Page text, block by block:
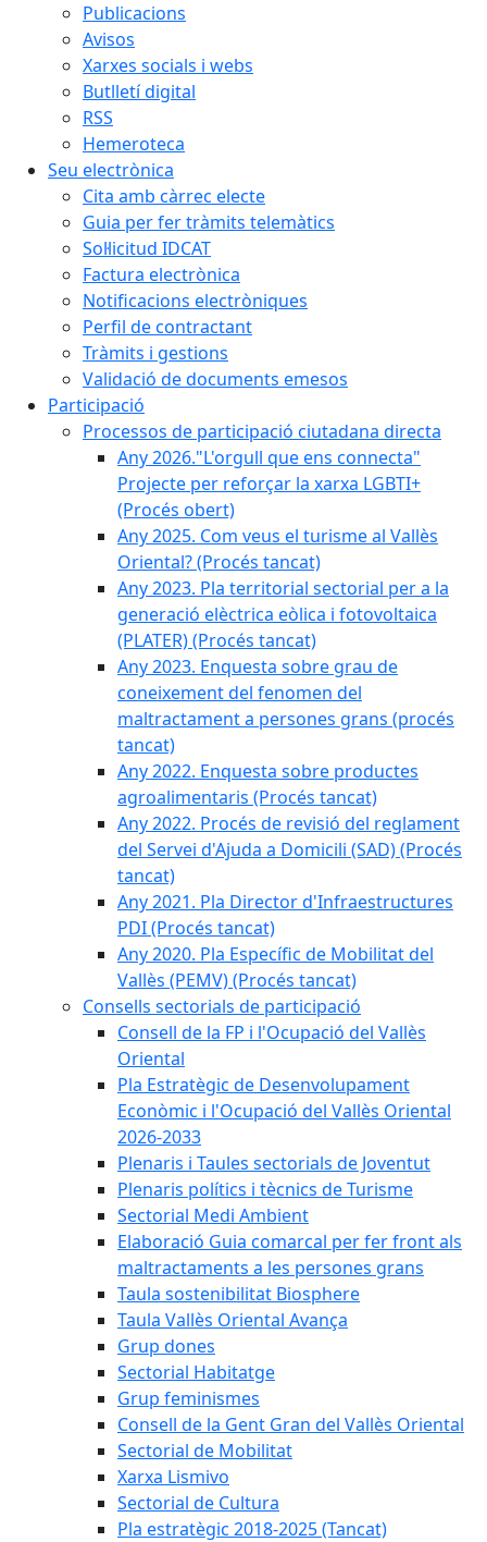
Publicacions
Avisos
Xarxes socials i webs
Butlletí digital
RSS
Hemeroteca
Seu electrònica
Cita amb càrrec electe
Guia per fer tràmits telemàtics
Sol·licitud IDCAT
Factura electrònica
Notificacions electròniques
Perfil de contractant
Tràmits i gestions
Validació de documents emesos
Participació
Processos de participació ciutadana directa
Any 2026."L'orgull que ens connecta"
Projecte per reforçar la xarxa LGBTI+
(Procés obert)
Any 2025. Com veus el turisme al Vallès
Oriental? (Procés tancat)
Any 2023. Pla territorial sectorial per a la
generació elèctrica eòlica i fotovoltaica
(PLATER) (Procés tancat)
Any 2023. Enquesta sobre grau de
coneixement del fenomen del
maltractament a persones grans (procés
tancat)
Any 2022. Enquesta sobre productes
agroalimentaris (Procés tancat)
Any 2022. Procés de revisió del reglament
del Servei d'Ajuda a Domicili (SAD) (Procés
tancat)
Any 2021. Pla Director d'Infraestructures
PDI (Procés tancat)
Any 2020. Pla Específic de Mobilitat del
Vallès (PEMV) (Procés tancat)
Consells sectorials de participació
Consell de la FP i l'Ocupació del Vallès
Oriental
Pla Estratègic de Desenvolupament
Econòmic i l'Ocupació del Vallès Oriental
2026-2033
Plenaris i Taules sectorials de Joventut
Plenaris polítics i tècnics de Turisme
Sectorial Medi Ambient
Elaboració Guia comarcal per fer front als
maltractaments a les persones grans
Taula sostenibilitat Biosphere
Taula Vallès Oriental Avança
Grup dones
Sectorial Habitatge
Grup feminismes
Consell de la Gent Gran del Vallès Oriental
Sectorial de Mobilitat
Xarxa Lismivo
Sectorial de Cultura
Pla estratègic 2018-2025 (Tancat)